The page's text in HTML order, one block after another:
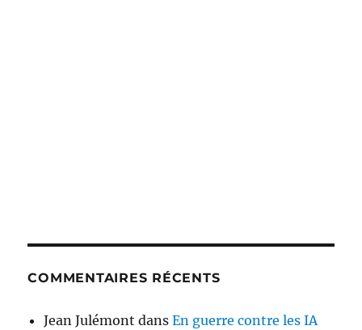
COMMENTAIRES RÉCENTS
Jean Julémont dansEn guerre contre les IA